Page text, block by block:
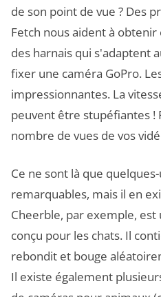
de son point de vue ? Des
Fetch nous aident à
des harnais qui s'adaptent
fixer une caméra GoPro.
impressionnantes. La
peuvent être stupéfiantes !
nombre de vues de vos
Ce ne sont là que
remarquables, mais il en
Cheerble, par exemple,
conçu pour les chats. Il
rebondit et bouge
Il existe également